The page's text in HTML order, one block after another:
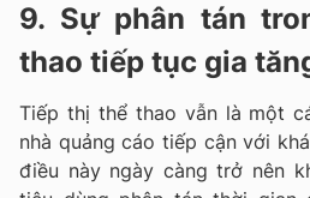
9. Sự phân tán
thao tiếp tục gia
Tiếp thị thể thao vẫn là một
nhà quảng cáo tiếp cận với
điều này ngày càng trở nên